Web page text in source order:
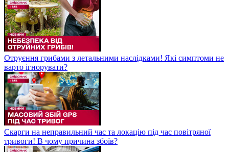
Отруєння грибами з летальними наслідками! Які симптоми не
варто ігнорувати?
Скарги на неправильний час та локацію під час повітряної
тривоги! В чому причина збоїв?